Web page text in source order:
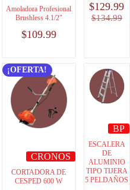
Amoladora Profesional
Brushless 4.1/2″
$109.99
$134.99
$129.99
¡OFERTA!
CRONOS
CORTADORA DE
CESPED 600 W
BP
ESCALERA
DE
ALUMINIO
TIPO TIJERA
5 PELDAÑOS